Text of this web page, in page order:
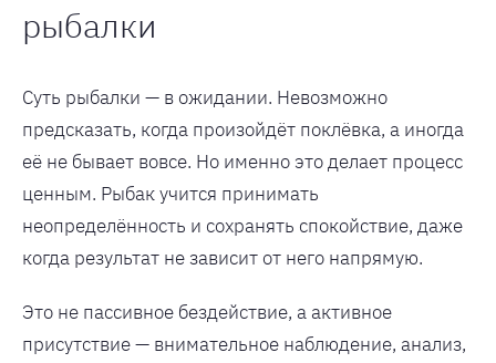
рыбалки
Суть рыбалки — в ожидании. Невозможно
предсказать, когда произойдёт поклёвка, а иногда
её не бывает вовсе. Но именно это делает процесс
ценным. Рыбак учится принимать
неопределённость и сохранять спокойствие, даже
когда результат не зависит от него напрямую.
Это не пассивное бездействие, а активное
присутствие — внимательное наблюдение, анализ,